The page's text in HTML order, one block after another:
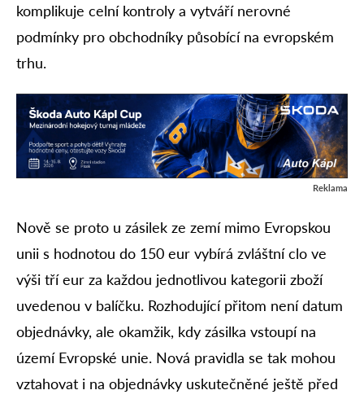
komplikuje celní kontroly a vytváří nerovné
podmínky pro obchodníky působící na evropském
trhu.
Reklama
Nově se proto u zásilek ze zemí mimo Evropskou
unii s hodnotou do 150 eur vybírá zvláštní clo ve
výši tří eur za každou jednotlivou kategorii zboží
uvedenou v balíčku. Rozhodující přitom není datum
objednávky, ale okamžik, kdy zásilka vstoupí na
území Evropské unie. Nová pravidla se tak mohou
vztahovat i na objednávky uskutečněné ještě před